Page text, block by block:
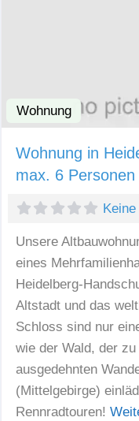
Wohnung
Wohnung in
max. 6 Personen
Unsere
eines
Heidelberg-
Altstadt und das
Schloss sind nur
wie der Wald, der
ausgedehnten
(Mittelgebirge)
Rennradtouren!